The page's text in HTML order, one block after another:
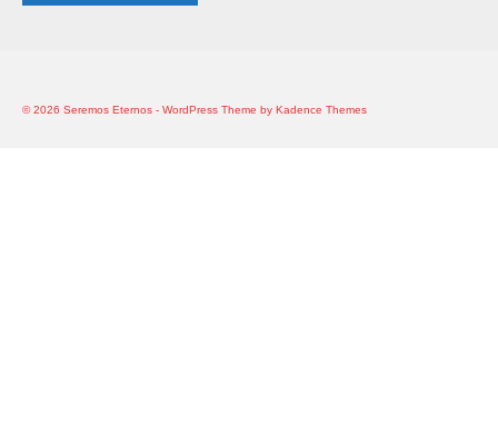
© 2026 Seremos Eternos - WordPress Theme by Kadence Themes